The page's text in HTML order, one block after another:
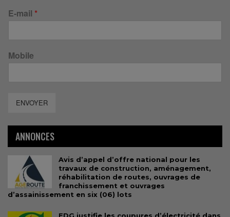
E-mail *
Mobile
ENVOYER
ANNONCES
Avis d’appel d’offre national pour les
travaux de construction, aménagement,
réhabilitation de routes, ouvrages de
franchissement et ouvrages
d’assainissement en six (06) lots